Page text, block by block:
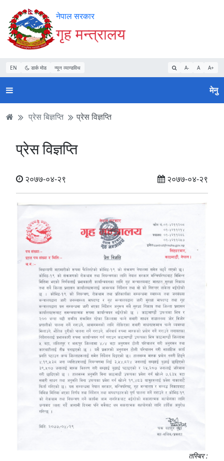
Accessibility
Mode
सुरु
गर्नुहोस्
सामाग्री
पढ्नुहाेस्
नेभिगेसन
पढ्नुहाेस्
वेबसाइट
खोजमा
जानुहोस्
नेपाल सरकार
गृह मन्त्रालय
EN डार्क मोड न्यून व्यान्डविथ A- A A+
मेनु
प्रेस बिज्ञप्ति प्रेस विज्ञप्ति
प्रेस विज्ञप्ति
२०७७-०४-२९ २०७७-०४-२९
तस्बिर :